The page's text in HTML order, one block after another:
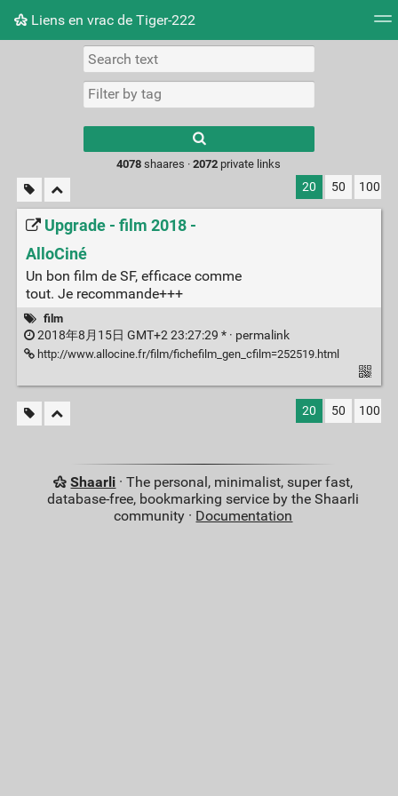
Liens en vrac de Tiger-222
Picture wall
results.
4078 shaares ·2072 private links
20 50 100
Upgrade - film 2018 -
AlloCiné
Un bon film de SF, efficace comme
tout. Je recommande+++
film
2018年8月15日 GMT+2 23:27:29 * · permalink
http://www.allocine.fr/film/fichefilm_gen_cfilm=252519.html
20 50 100
Shaarli · The personal, minimalist, super fast,
database-free, bookmarking service by the Shaarli
community · Documentation